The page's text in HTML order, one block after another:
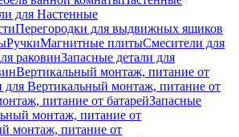
для Настенные
Перегородки для выдвижных ящиков
РучкиМагнитные плитыСмесители для
раковинЗапасные детали для
Вертикальный монтаж, питание от
для Вертикальный монтаж, питание от
питание от батарейЗапасные
монтаж, питание от
монтаж, питание от